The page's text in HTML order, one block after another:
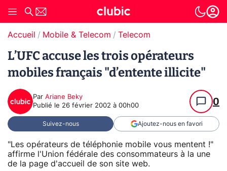
Accueil Mobile & Telecom Telecom
L’UFC accuse les trois opérateurs
mobiles français "d’entente illicite"
Par Ariane Beky
Publié le 26 février 2002 à 00h00 0
Suivez-nous Ajoutez-nous en favori
"Les opérateurs de téléphonie mobile vous mentent !"
affirme l'Union fédérale des consommateurs à la une
de la page d'accueil de son site web.